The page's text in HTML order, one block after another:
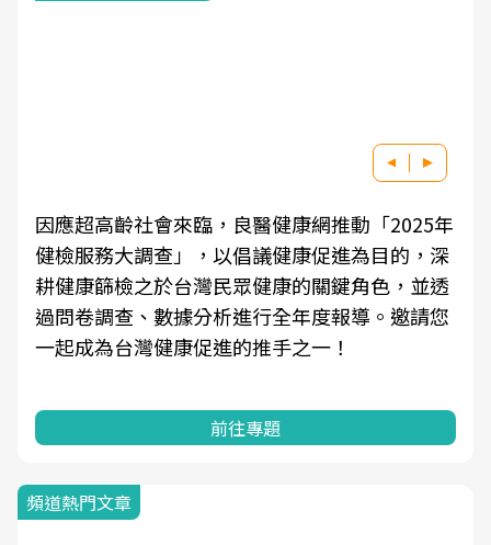
因應超高齡社會來臨，良醫健康網推動「2025年
健檢服務大調查」，以倡議健康促進為目的，深
耕健康篩檢之於台灣民眾健康的關鍵角色，並透
過問卷調查、數據分析進行全年度報導。邀請您
一起成為台灣健康促進的推手之一！
前往專題
頻道熱門文章